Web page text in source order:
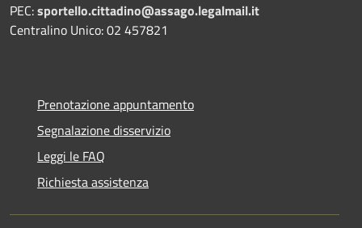
PEC:sportello.cittadino@assago.legalmail.it
Centralino Unico: 02 457821
Prenotazione appuntamento
Segnalazione disservizio
Leggi le FAQ
Richiesta assistenza